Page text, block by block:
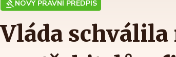
NOVÝ PRÁVNÍ PŘEDPIS
Vláda